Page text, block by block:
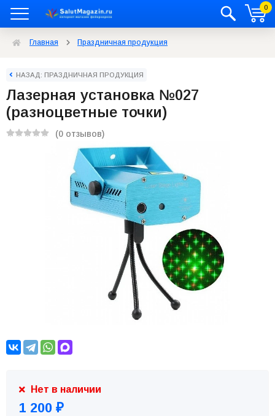
0
Главная Праздничная продукция
НАЗАД: ПРАЗДНИЧНАЯ ПРОДУКЦИЯ
Лазерная установка №027
(разноцветные точки)
(0 отзывов)
Нет в наличии
1 200 ₽